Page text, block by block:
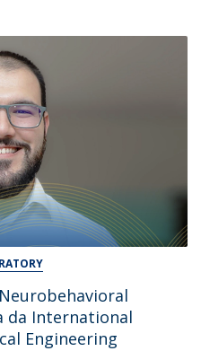
da International
Engineering